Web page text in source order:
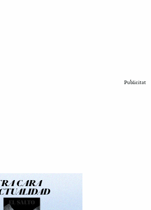
Publicitat